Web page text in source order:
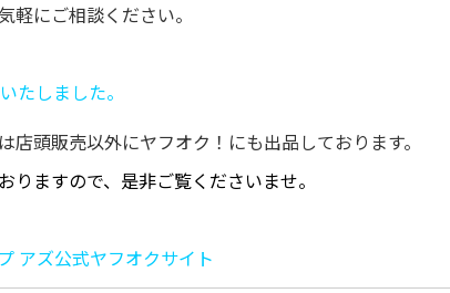
軽にご相談ください。
たしました。
店頭販売以外にヤフオク！にも出品しております。
りますので、是非ご覧くださいませ。
アズ公式ヤフオクサイト